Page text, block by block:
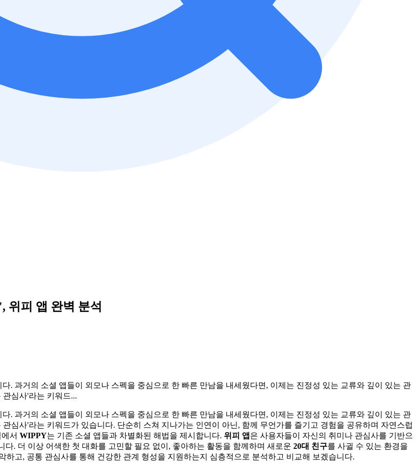
위피 앱 완벽 분석
. 과거의 소셜 앱들이 외모나 스펙을 중심으로 한 빠른 만남을 내세웠다면, 이제는 진정성 있는 교류와 깊이 있는 관
심사'라는 키워드...
. 과거의 소셜 앱들이 외모나 스펙을 중심으로 한 빠른 만남을 내세웠다면, 이제는 진정성 있는 교류와 깊이 있는 관
심사'라는 키워드가 있습니다. 단순히 스쳐 지나가는 인연이 아닌, 함께 무언가를 즐기고 경험을 공유하며 자연스럽
서 WIPPY는 기존 소셜 앱들과 차별화된 해법을 제시합니다. 위피 앱 은 사용자들이 자신의 취미나 관심사를 기반으
다. 더 이상 어색한 첫 대화를 고민할 필요 없이, 좋아하는 활동을 함께하며 새로운 20대 친구를 사귈 수 있는 환경을
고, 공통 관심사를 통해 건강한 관계 형성을 지원하는지 심층적으로 분석하고 비교해 보겠습니다.